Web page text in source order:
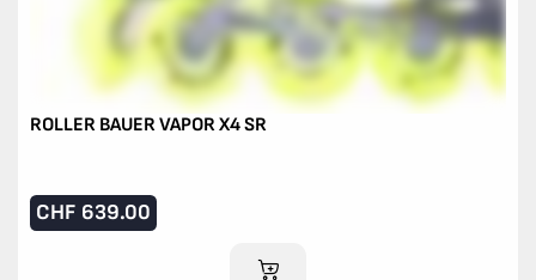
ROLLER BAUER VAPOR X4 SR
CHF 639.00
AJOUTER AU PANIER